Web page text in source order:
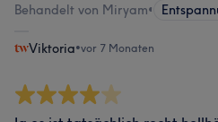
Behandelt von Miryam•
Viktoria•vor 7 Monaten